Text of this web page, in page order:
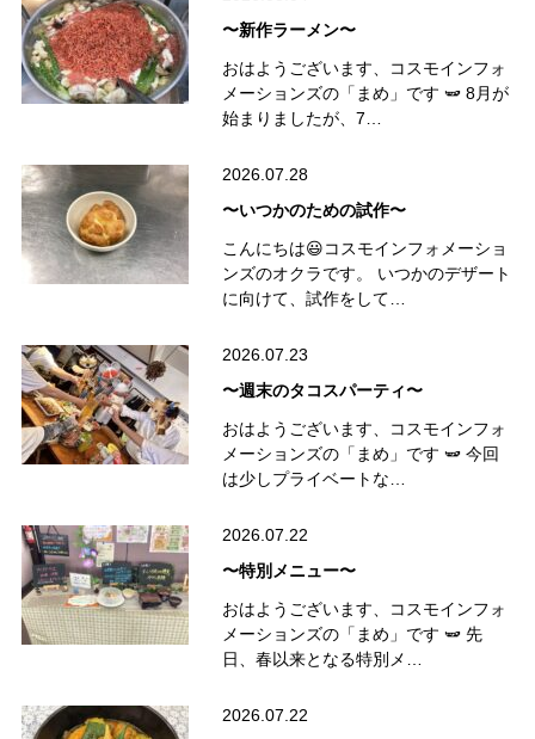
〜新作ラーメン〜
おはようございます、コスモインフォ
メーションズの「まめ」です 🫛 8月が
始まりましたが、7…
2026.07.28
〜いつかのための試作〜
こんにちは😃コスモインフォメーショ
ンズのオクラです。 いつかのデザート
に向けて、試作をして…
2026.07.23
〜週末のタコスパーティ〜
おはようございます、コスモインフォ
メーションズの「まめ」です 🫛 今回
は少しプライベートな…
2026.07.22
〜特別メニュー〜
おはようございます、コスモインフォ
メーションズの「まめ」です 🫛 先
日、春以来となる特別メ…
2026.07.22